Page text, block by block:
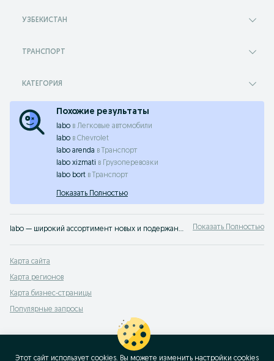
УЗБЕКИСТАН
ТРАНСПОРТ
КАТЕГОРИЯ
Похожие результаты
labo в Легковые автомобили
labo в Chevrolet
labo arenda в
Транспорт
labo xizmati в
Грузоперевозки
labo bort в Транспорт
Показать Полностью
labo — широкий ассортимент новых и подержанных транспортных средств в Узбекистане ✔️ Выгодные предложения и актуальные цены ⭐ Продавайте или покупайте транспорт легко с OLX.uz Показать Полностью
Карта сайта
Карта регионов
Карта бизнес-страницы
Популярные запросы
Этот сайт использует cookies. Вы можете изменить настройки cookies